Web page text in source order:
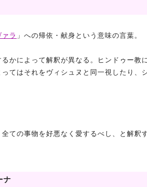
ラ 」への帰依・献身という意味の言葉。
かによって解釈が異なる。ヒンドゥー教
てはそれをヴィシュヌと同一視したり、
ての事物を好悪なく愛するべし、と解釈
ナ